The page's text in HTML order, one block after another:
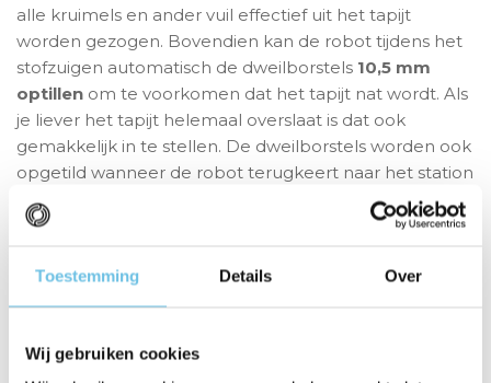
Toestemming Details Over
Wij gebruiken cookies
alle kruimels en ander vuil effectief uit het tapijt
worden gezogen. Bovendien kan de robot tijdens het
stofzuigen automatisch de dweilborstels 10,5 mm
optillen om te voorkomen dat het tapijt nat wordt. Als
je liever het tapijt helemaal overslaat is dat ook
gemakkelijk in te stellen. De dweilborstels worden ook
opgetild wanneer de robot terugkeert naar het station
zodat de pads geen vuil achterlaten op de schone
vloer.
Visuele AI sensor en 3D navigatie
De Dreame L10s Pro Ultra Heat gebruikt lasernavigatie
objectherkenning. Hierdoor worden de ruimtes snel